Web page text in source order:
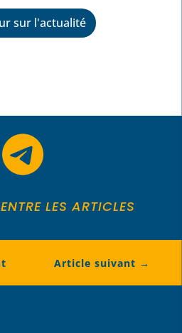
sur l'actualité

LES ARTICLES
Article suivant →